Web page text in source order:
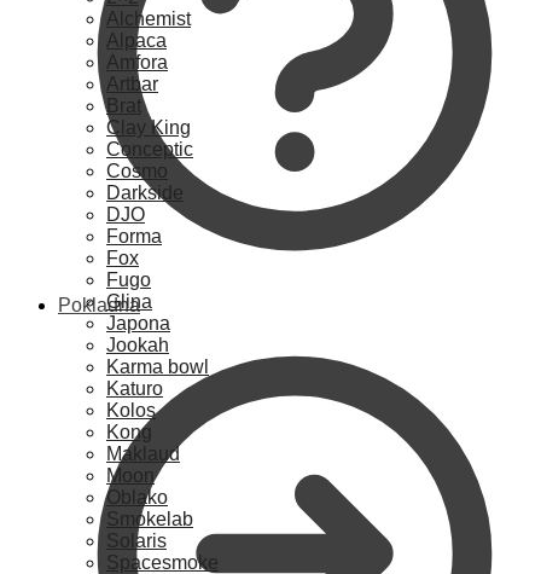
Pokladna
Alchemist
Alpaca
Amfora
Artbar
Brat
Clay King
Conceptic
Cosmo
Darkside
DJO
Forma
Fox
Fugo
Glina
Japona
Jookah
Karma bowl
Katuro
Kolos
Kong
Maklaud
Moon
Oblako
Smokelab
Solaris
Spacesmoke